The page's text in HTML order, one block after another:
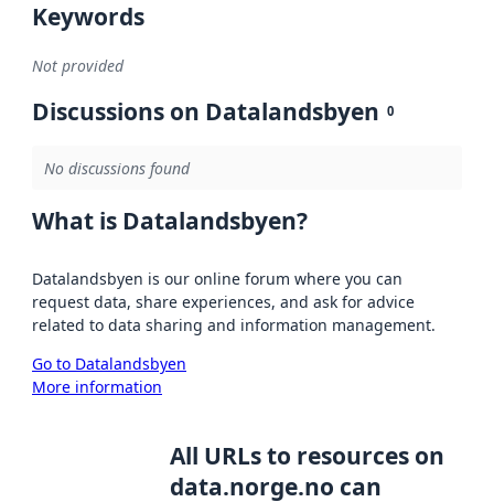
Keywords
Not provided
Discussions on Datalandsbyen 0
No discussions found
What is Datalandsbyen?
Datalandsbyen is our online forum where you can
request data, share experiences, and ask for advice
related to data sharing and information management.
Go to Datalandsbyen
More information
All URLs to resources on
data.norge.no can